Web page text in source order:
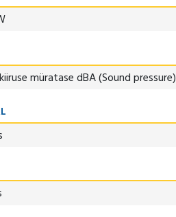
müratase dBA (Sound pressure)